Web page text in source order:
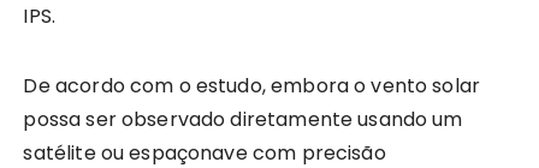
IPS.
De acordo com o estudo, embora o vento solar
possa ser observado diretamente usando um
satélite ou espaçonave com precisão